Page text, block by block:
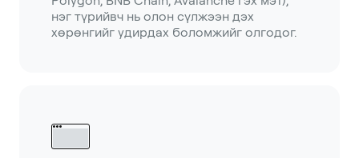
нэг түрийвч нь олон сүлжээн дэх
хөрөнгийг удирдах боломжийг олгодог.